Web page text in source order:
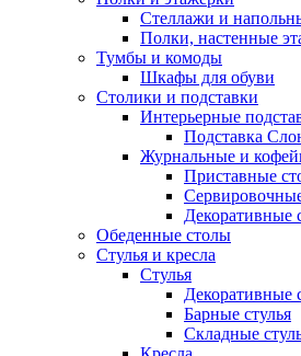
Стеллажи и
Полки, настенные
Тумбы и комоды
Шкафы для обуви
Столики и подставки
Интерьерные
Подставка
Журнальные и
Приставные
Декоративные
Обеденные столы
Стулья и кресла
Стулья
Декоративные
Барные стулья
Складные